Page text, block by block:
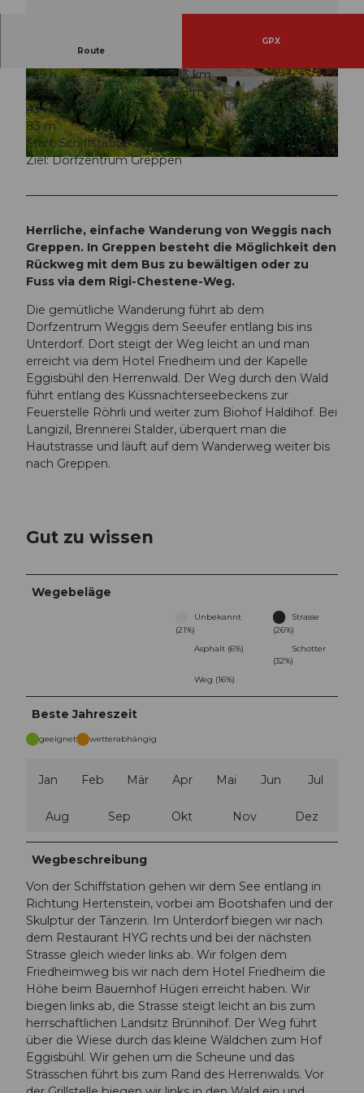
© Luzern Tourismus AG, Weggis Vitznau Rigi
© Luzern Tourismus, Beda Jud-Brügger |
CC-BY
© Luzern Tourismus AG, Weggis Vitznau Rigi
Route
GPX
1:59 h
7,13 km
159 m
148 m
434 m
517 m
83 m
Start: Schiffstation Weggis
Ziel: Dorfzentrum Greppen
Herrliche, einfache Wanderung von Weggis nach
Greppen. In Greppen besteht die Möglichkeit den
Rückweg mit dem Bus zu bewältigen oder zu
Fuss via dem Rigi-Chestene-Weg.
Die gemütliche Wanderung führt ab dem
Dorfzentrum Weggis dem Seeufer entlang bis ins
Unterdorf. Dort steigt der Weg leicht an und man
erreicht via dem Hotel Friedheim und der Kapelle
Eggisbühl den Herrenwald. Der Weg durch den Wald
führt entlang des Küssnachterseebeckens zur
Feuerstelle Röhrli und weiter zum Biohof Haldihof. Bei
Langizil, Brennerei Stalder, überquert man die
Hautstrasse und läuft auf dem Wanderweg weiter bis
nach Greppen.
Gut zu wissen
Wegebeläge
Unbekannt
(21%)
Strasse
(26%)
Asphalt (6%)
Schotter
(32%)
Weg (16%)
Beste Jahreszeit
geeignet wetterabhängig
Jan Feb Mär Apr Mai Jun Jul
Aug Sep Okt Nov Dez
Wegbeschreibung
Von der Schiffstation gehen wir dem See entlang in
Richtung Hertenstein, vorbei am Bootshafen und der
Skulptur der Tänzerin. Im Unterdorf biegen wir nach
dem Restaurant HYG rechts und bei der nächsten
Strasse gleich wieder links ab. Wir folgen dem
Friedheimweg bis wir nach dem Hotel Friedheim die
Höhe beim Bauernhof Hügeri erreicht haben. Wir
biegen links ab, die Strasse steigt leicht an bis zum
herrschaftlichen Landsitz Brünnihof. Der Weg führt
über die Wiese durch das kleine Wäldchen zum Hof
Eggisbühl. Wir gehen um die Scheune und das
Strässchen führt bis zum Rand des Herrenwalds. Vor